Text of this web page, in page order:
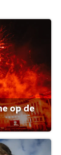
op de